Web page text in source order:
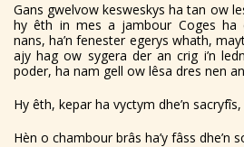
Gans gwelvow kesweskys ha tan ow
hy êth in mes a jambour Coges ha
nans, ha’n fenester egerys whath,
ajy hag ow sygera der an crig i’n
poder, ha nam gell ow lêsa dres nen
Hy êth, kepar ha vyctym dhe’n
Hèn o chambour brâs ha’y fâss dhe’n